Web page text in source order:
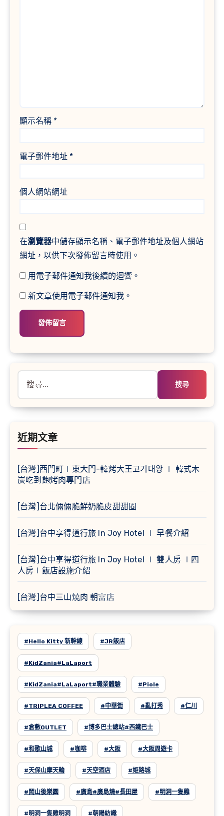
顯示名稱 *
電子郵件地址 *
個人網站網址
在瀏覽器中儲存顯示名稱、電子郵件地址及個人網站
網址，以供下次發佈留言時使用。
用電子郵件通知我後續的迴響。
新文章使用電子郵件通知我。
關
字:
近期文章
[台灣]西門町∣東大門-韓烤大王고기대왕 ∣ 韓式木
炭吃到飽烤肉專門店
[台灣]台北倆倆脆鮮奶脆皮甜甜圈
[台灣]台中享得道行旅 In Joy Hotel ∣ 早餐介紹
[台灣]台中享得道行旅 In Joy Hotel ∣ 雙人房 ∣四
人房∣飯店設施介紹
[台灣]台中三山燒肉 朝富店
#Hello Kitty 新幹線 #JR飯店
#KidZania#LaLaport
#KidZania#LaLaport#職業體驗 #Piole
#TRIPLEA COFFEE #中華街 #亂打秀 #仁川
#倉敷OUTLET #博多巴士總站#西鐵巴士
#和歌山城 #咖啡 #大阪 #大阪周遊卡
#天保山摩天輪 #天空酒店 #姫路城
#岡山後樂園 #廣島#廣島燒#長田屋 #明洞一隻雞
#明洞一隻雞明洞 #朝陽紡織